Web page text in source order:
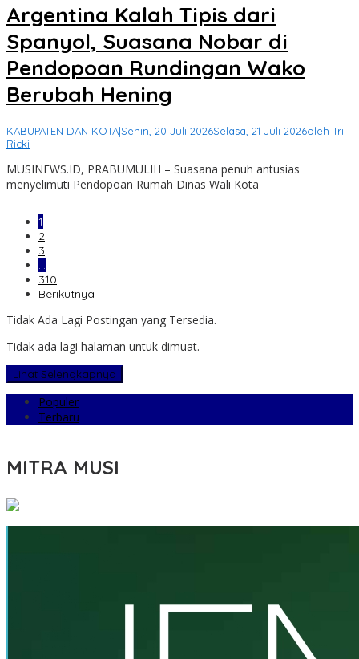
Argentina Kalah Tipis dari
Spanyol, Suasana Nobar di
Pendopoan Rundingan Wako
Berubah Hening
KABUPATEN DAN KOTA|Senin, 20 Juli 2026Selasa, 21 Juli 2026oleh Tri
Ricki
MUSINEWS.ID, PRABUMULIH – Suasana penuh antusias
menyelimuti Pendopoan Rumah Dinas Wali Kota
1
2
3
…
310
Berikutnya
Tidak Ada Lagi Postingan yang Tersedia.
Tidak ada lagi halaman untuk dimuat.
Lihat Selengkapnya
Populer
Terbaru
MITRA MUSI